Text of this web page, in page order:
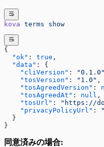
kova terms show
{
  "ok"
: true ,
  "data"
: {
    "cliVersion"
: "0.1.0"
    "tosVersion"
: "1.0" ,
    "tosAgreedVersion"
:
    "tosAgreedAt"
: null ,
    "tosUrl"
: "https://
    "privacyPolicyUrl"
:
  }
}
同意済みの場合: